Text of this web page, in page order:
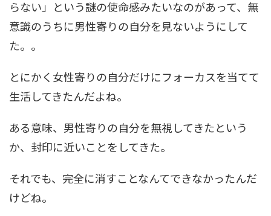
らない」という謎の使命感みたいなのがあって、無
意識のうちに男性寄りの自分を見ないようにして
た。。
とにかく女性寄りの自分だけにフォーカスを当てて
生活してきたんだよね。
ある意味、男性寄りの自分を無視してきたという
か、封印に近いことをしてきた。
それでも、完全に消すことなんてできなかったんだ
けどね。